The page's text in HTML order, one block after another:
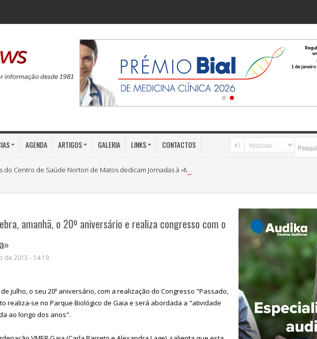
AGENDA ARTIGOS GALERIA LINKS CONTACTOS
Centro de Saúde Norton de Matos dedicam Jornadas à «Medicina Preventiva»
amanhã, o 20º aniversário e realiza congresso com o
de 2015 - 14:19
julho, o seu 20º aniversário, com a realização do Congresso "Passado,
realiza-se no Parque Biológico de Gaia e será abordada a "atividade
ao longo dos anos".